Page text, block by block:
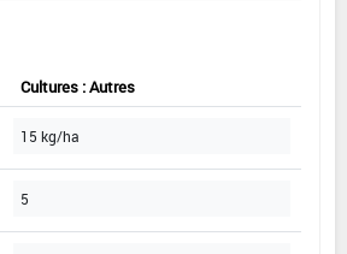
Cultures : Autres
15 kg/ha
5